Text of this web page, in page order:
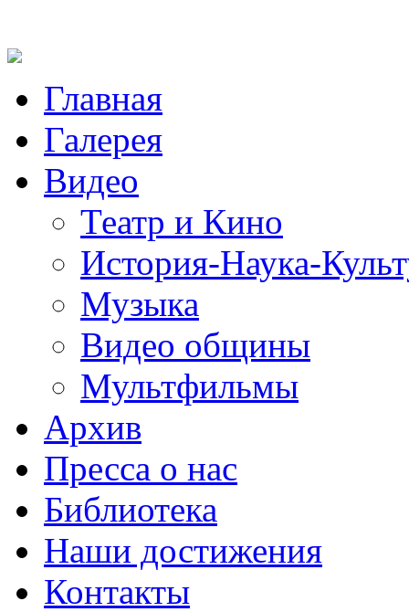
Главная
Галерея
Видео
Театр и Кино
История-Наука-
Музыка
Видео общины
Мультфильмы
Архив
Пресса о нас
Библиотека
Наши достижения
Контакты